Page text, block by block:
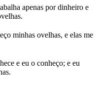
apenas por dinheiro e
minhas ovelhas, e elas me
e eu o conheço; e eu